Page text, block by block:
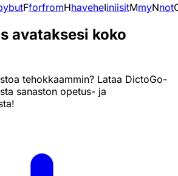
butFforfromHhaveheIiniisitMmyNnot
avataksesi koko
tehokkaammin? Lataa DictoGo-
sanaston opetus- ja